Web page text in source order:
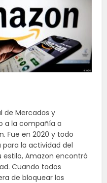
de Mercados y
a la compañía a
Fue en 2020 y todo
la actividad del
estilo, Amazon encontró
Cuando todos
de bloquear los